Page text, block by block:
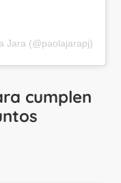
Jara (@paolajarapj)
cumplen